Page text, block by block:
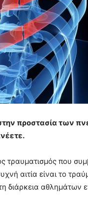
προστασία των
τραυματισμός που
αιτία είναι το
διάρκεια αθλημάτων